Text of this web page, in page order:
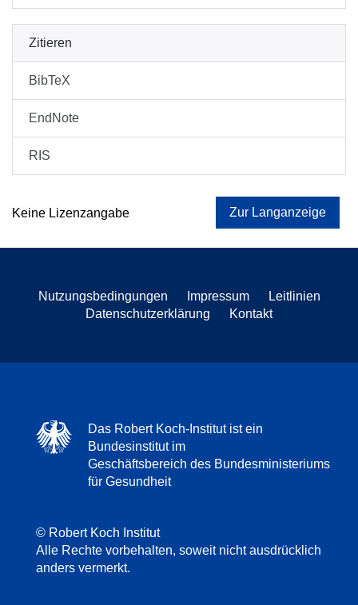
Zitieren
BibTeX
EndNote
RIS
Keine Lizenzangabe Zur Langanzeige
Nutzungsbedingungen Impressum
Leitlinien
Datenschutzerklärung
Kontakt
Das Robert Koch-Institut ist ein
Bundesinstitut im
Geschäftsbereich des Bundesministeriums
für Gesundheit
© Robert Koch Institut
Alle Rechte vorbehalten, soweit nicht ausdrücklich
anders vermerkt.